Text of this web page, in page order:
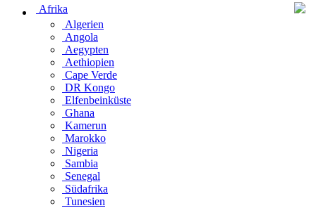
Afrika
Algerien
Angola
Aegypten
Aethiopien
Cape Verde
DR Kongo
Elfenbeinküste
Ghana
Kamerun
Marokko
Nigeria
Sambia
Senegal
Südafrika
Tunesien